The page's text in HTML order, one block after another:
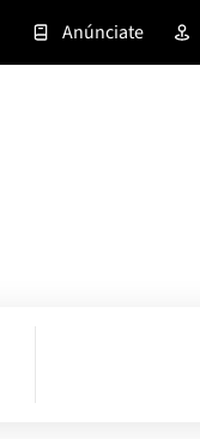
Anúnciate